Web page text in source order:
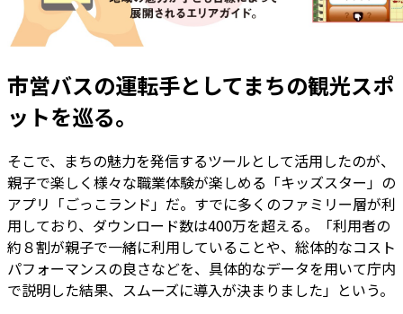
市営バスの運転手としてまちの観光スポ
ットを巡る。
そこで、まちの魅力を発信するツールとして活用したのが、
親子で楽しく様々な職業体験が楽しめる「キッズスター」の
アプリ「ごっこランド」だ。すでに多くのファミリー層が利
用しており、ダウンロード数は400万を超える。「利用者の
約８割が親子で一緒に利用していることや、総体的なコスト
パフォーマンスの良さなどを、具体的なデータを用いて庁内
で説明した結果、スムーズに導入が決まりました」という。